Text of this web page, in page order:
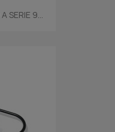
SERIE 9...